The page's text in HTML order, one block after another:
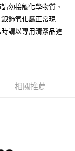
勿接觸化學物質、
飾氧化屬正常現
請以專用清潔品進
相關推薦